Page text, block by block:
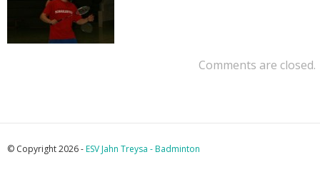
Comments are closed.
© Copyright 2026 -ESV Jahn Treysa - Badminton